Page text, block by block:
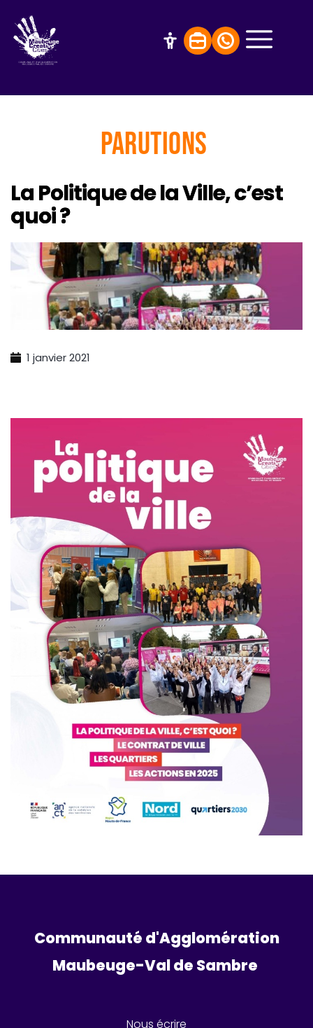
Parutions
La Politique de la Ville, c’est
quoi ?
1 janvier 2021
Communauté d'Agglomération
Maubeuge-Val de Sambre
Nous écrire